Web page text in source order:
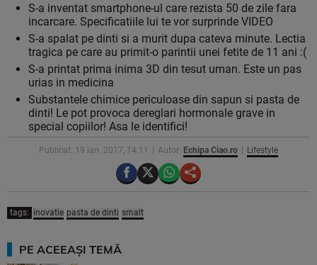
S-a inventat smartphone-ul care rezista 50 de zile fara
incarcare. Specificatiile lui te vor surprinde VIDEO
S-a spalat pe dinti si a murit dupa cateva minute. Lectia
tragica pe care au primit-o parintii unei fetite de 11 ani :(
S-a printat prima inima 3D din tesut uman. Este un pas
urias in medicina
Substantele chimice periculoase din sapun si pasta de
dinti! Le pot provoca dereglari hormonale grave in
special copiilor! Asa le identifici!
Publicat: 19 ian. 2017, 14:11 Autor: Echipa Ciao.ro Lifestyle
tags: inovatie pasta de dinti smalt
PE ACEEAȘI TEMĂ